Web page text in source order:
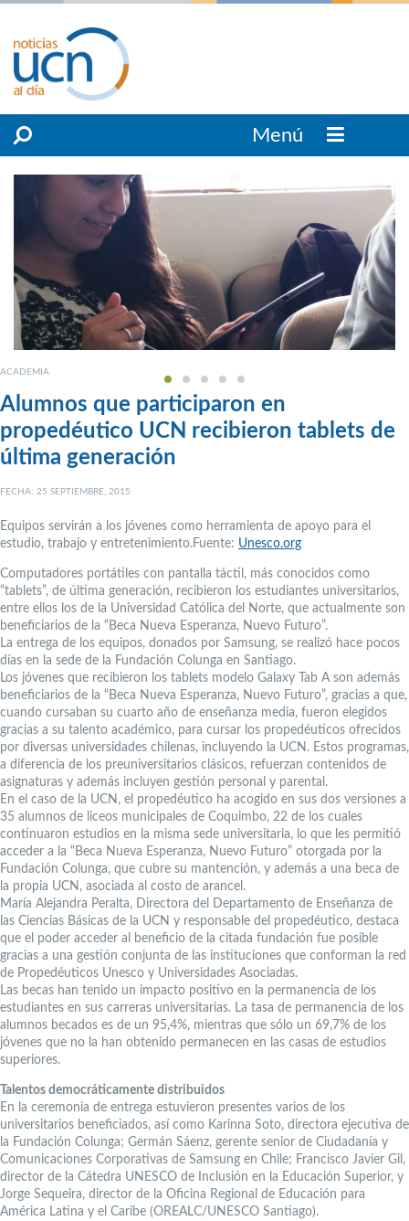
Menú
ACADEMIA
Alumnos que participaron en
propedéutico UCN recibieron tablets de
última generación
FECHA: 25 SEPTIEMBRE, 2015
Equipos servirán a los jóvenes como herramienta de apoyo para el
estudio, trabajo y entretenimiento.Fuente: Unesco.org
Computadores portátiles con pantalla táctil, más conocidos como
“tablets”, de última generación, recibieron los estudiantes universitarios,
entre ellos los de la Universidad Católica del Norte, que actualmente son
beneficiarios de la “Beca Nueva Esperanza, Nuevo Futuro”.
La entrega de los equipos, donados por Samsung, se realizó hace pocos
días en la sede de la Fundación Colunga en Santiago.
Los jóvenes que recibieron los tablets modelo Galaxy Tab A son además
beneficiarios de la “Beca Nueva Esperanza, Nuevo Futuro”, gracias a que,
cuando cursaban su cuarto año de enseñanza media, fueron elegidos
gracias a su talento académico, para cursar los propedéuticos ofrecidos
por diversas universidades chilenas, incluyendo la UCN. Estos programas,
a diferencia de los preuniversitarios clásicos, refuerzan contenidos de
asignaturas y además incluyen gestión personal y parental.
En el caso de la UCN, el propedéutico ha acogido en sus dos versiones a
35 alumnos de liceos municipales de Coquimbo, 22 de los cuales
continuaron estudios en la misma sede universitaria, lo que les permitió
acceder a la “Beca Nueva Esperanza, Nuevo Futuro” otorgada por la
Fundación Colunga, que cubre su mantención, y además a una beca de
la propia UCN, asociada al costo de arancel.
María Alejandra Peralta, Directora del Departamento de Enseñanza de
las Ciencias Básicas de la UCN y responsable del propedéutico, destaca
que el poder acceder al beneficio de la citada fundación fue posible
gracias a una gestión conjunta de las instituciones que conforman la red
de Propedéuticos Unesco y Universidades Asociadas.
Las becas han tenido un impacto positivo en la permanencia de los
estudiantes en sus carreras universitarias. La tasa de permanencia de los
alumnos becados es de un 95,4%, mientras que sólo un 69,7% de los
jóvenes que no la han obtenido permanecen en las casas de estudios
superiores.
Talentos democráticamente distribuidos
En la ceremonia de entrega estuvieron presentes varios de los
universitarios beneficiados, así como Karinna Soto, directora ejecutiva de
la Fundación Colunga; Germán Sáenz, gerente senior de Ciudadanía y
Comunicaciones Corporativas de Samsung en Chile; Francisco Javier Gil,
director de la Cátedra UNESCO de Inclusión en la Educación Superior, y
Jorge Sequeira, director de la Oficina Regional de Educación para
América Latina y el Caribe (OREALC/UNESCO Santiago).